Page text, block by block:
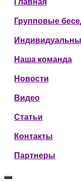
Групповые
Наша команда
Новости
Видео
Статьи
Контакты
Партнеры